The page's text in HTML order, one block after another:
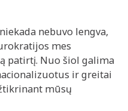
nebuvo lengva,
mes
patirtį. Nuo šiol galima
ir greitai
mūsų